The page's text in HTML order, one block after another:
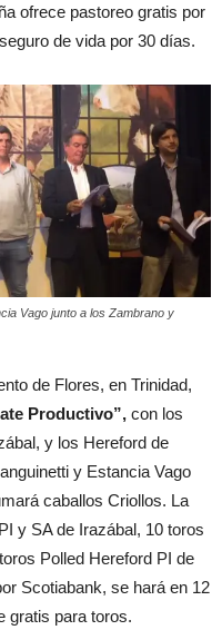
ofrece pastoreo gratis por
de vida por 30 días.
Vago junto a los Zambrano y
de Flores, en Trinidad,
Productivo”, con los
y los Hereford de
y Estancia Vago
caballos Criollos. La
y SA de Irazábal, 10 toros
Polled Hereford PI de
Scotiabank, se hará en 12
gratis para toros.